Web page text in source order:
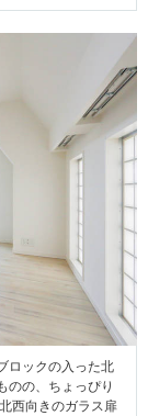
ロックの入った北
のの、ちょっぴり
西向きのガラス扉